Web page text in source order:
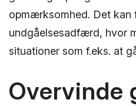
opmærksomhed. Det kan
undgåelsesadfærd, hvor
situationer som f.eks. at
Overvinde